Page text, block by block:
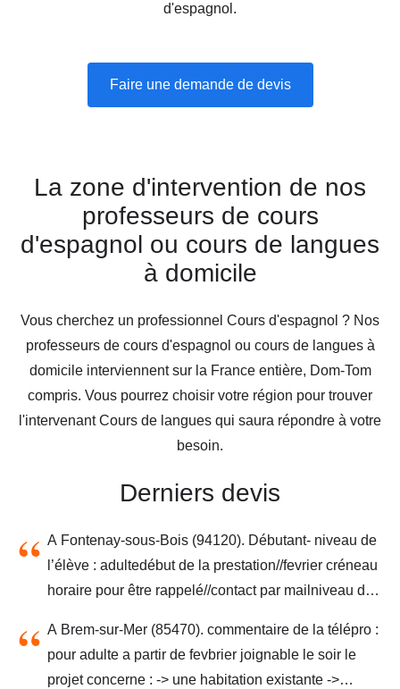
d'espagnol.
Faire une demande de devis
La zone d'intervention de nos
professeurs de cours
d'espagnol ou cours de langues
à domicile
Vous cherchez un professionnel Cours d'espagnol ? Nos
professeurs de cours d'espagnol ou cours de langues à
domicile interviennent sur la France entière, Dom-Tom
compris. Vous pourrez choisir votre région pour trouver
l'intervenant Cours de langues qui saura répondre à votre
besoin.
Derniers devis
A Fontenay-sous-Bois (94120). Débutant- niveau de
l’élève : adultedébut de la prestation//fevrier créneau
horaire pour être rappelé//contact par mailniveau de
A Brem-sur-Mer (85470). commentaire de la télépro :
pour adulte a partir de fevbrier joignable le soir le
projet concerne : -> une habitation existante ->